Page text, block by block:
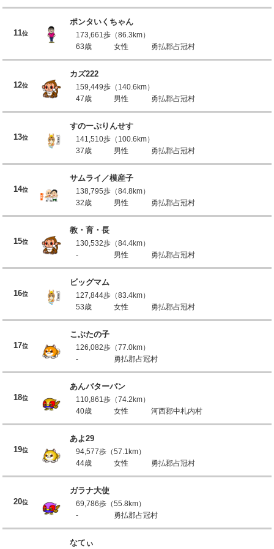
11位
ポンタいくちゃん
173,661歩（86.3km）
63歳
女性 勇払郡占冠村
12位
カズ222
159,449歩（140.6km）
47歳
男性 勇払郡占冠村
13位
すのーぷりんせす
141,510歩（100.6km）
37歳
男性 勇払郡占冠村
14位
サムライ／模産子
138,795歩（84.8km）
32歳
男性 勇払郡占冠村
15位
教・育・長
130,532歩（84.4km）
-
男性 勇払郡占冠村
16位
ビッグマム
127,844歩（83.4km）
53歳
女性 勇払郡占冠村
17位
こぶたの子
126,082歩（77.0km）
-
勇払郡占冠村
18位
あんバターパン
110,861歩（74.2km）
40歳
女性 河西郡中札内村
19位
あよ29
94,577歩（57.1km）
44歳
女性 勇払郡占冠村
20位
ガラナ大使
69,786歩（55.8km）
-
勇払郡占冠村
なてぃ